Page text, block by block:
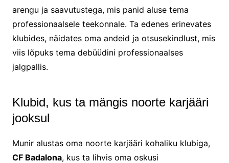
arengu ja saavutustega, mis panid aluse tema
professionaalsele teekonnale. Ta edenes erinevates
klubides, näidates oma andeid ja otsusekindlust, mis
viis lõpuks tema debüüdini professionaalses
jalgpallis.
Klubid, kus ta mängis noorte karjääri
jooksul
Munir alustas oma noorte karjääri kohaliku klubiga,
CF Badalona, kus ta lihvis oma oskusi